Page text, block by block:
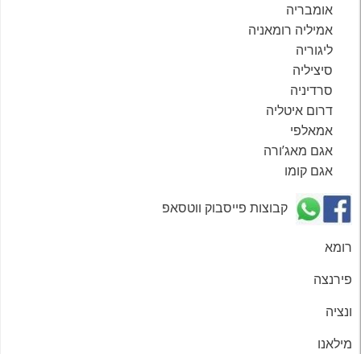
אומבריה
אמיליה רומאניה
ליגוריה
סיציליה
סרדיניה
דרום איטליה
אמאלפי
אגם מאג’ורה
אגם קומו
קבוצות פייסבוק ווטסאפ
רומא
פירנצה
ונציה
מילאנו